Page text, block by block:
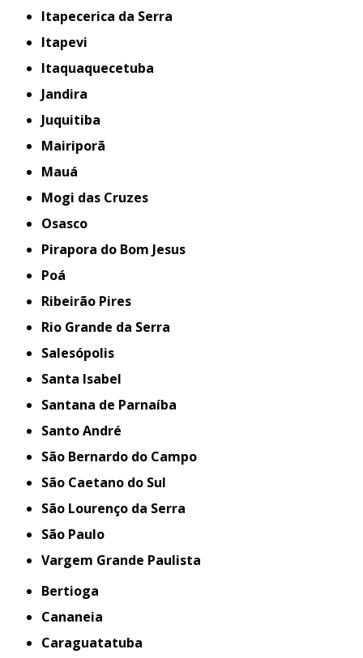
Itapecerica da Serra
Itapevi
Itaquaquecetuba
Jandira
Juquitiba
Mairiporã
Mauá
Mogi das Cruzes
Osasco
Pirapora do Bom Jesus
Poá
Ribeirão Pires
Rio Grande da Serra
Salesópolis
Santa Isabel
Santana de Parnaíba
Santo André
São Bernardo do Campo
São Caetano do Sul
São Lourenço da Serra
São Paulo
Vargem Grande Paulista
Bertioga
Cananeia
Caraguatatuba